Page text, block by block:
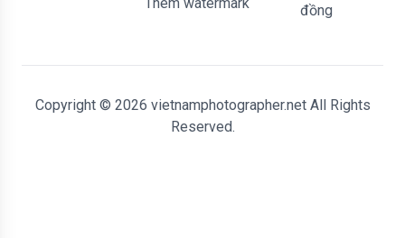
Thêm watermark
đồng
Copyright © 2026 vietnamphotographer.net All Rights
Reserved.